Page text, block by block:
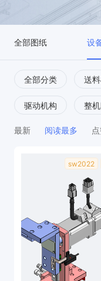
全部图纸 设
全部分类 送
驱动机构 整
最新 阅读最多
sw2022